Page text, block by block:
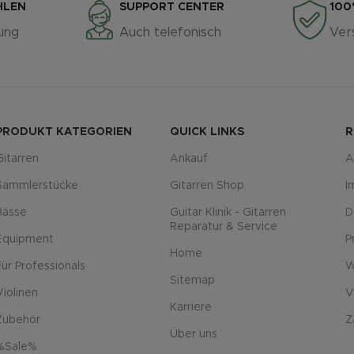
SUPPORT CENTER
Auch telefonisch
KATEGORIEN
Professionals
QUICK LINKS
Ankauf
Gitarren Shop
Guitar Klinik - Gitarren
Reparatur & Service
Home
Sitemap
Karriere
Über uns